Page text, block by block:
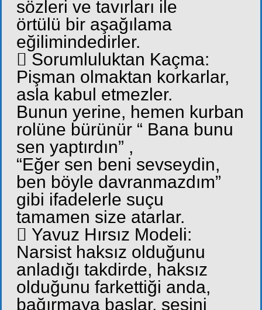
sözleri ve tavırları ile
örtülü bir aşağılama
eğilimindedirler.
 Sorumluluktan Kaçma:
Pişman olmaktan korkarlar,
asla kabul etmezler.
Bunun yerine, hemen kurban
rolüne bürünür “ Bana bunu
sen yaptırdın” ,
“Eğer sen beni sevseydin,
ben böyle davranmazdım”
gibi ifadelerle suçu
tamamen size atarlar.
 Yavuz Hırsız Modeli:
Narsist haksız olduğunu
anladığı takdirde, haksız
olduğunu farkettiği anda,
bağırmaya başlar, sesini